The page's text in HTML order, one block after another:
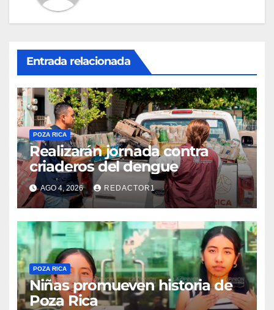
Entrada relacionada
POZA RICA
Realizarán jornada contra
criaderos del dengue
AGO 4, 2026 REDACTOR1
POZA RICA
Niñas promueven historia de
Poza Rica